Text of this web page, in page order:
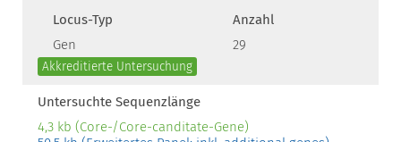
Locus-Typ
Anzahl
Gen
29
Akkreditierte Untersuchung
Untersuchte Sequenzlänge
4,3 kb (Core-/Core-canditate-Gene)